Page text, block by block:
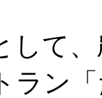
して
ラン